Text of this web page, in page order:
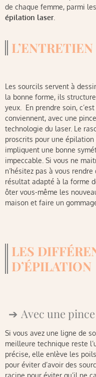
de chaque femme, parmi
épilation laser.
Les sourcils servent à
la bonne forme, ils
yeux. En prendre soin,
conviennent, avec une
technologie du laser. Le
proscrits pour une
impliquent une bonne
impeccable. Si vous ne
n’hésitez pas à vous
résultat adapté à la forme
ôter vous-même les
maison et faire un
LES
D’ÉPILATION
Avec une
Si vous avez une ligne de
meilleure technique reste
précise, elle enlève les
pour éviter d’avoir des